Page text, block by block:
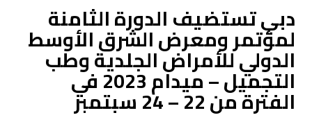
دبي تستضيف الدورة الثامنة
لمؤتمر ومعرض الشرق الأوسط
الدولي للأمراض الجلدية وطب
التجميل – ميدام 2023 في
الفترة من 22 – 24 سبتمبر